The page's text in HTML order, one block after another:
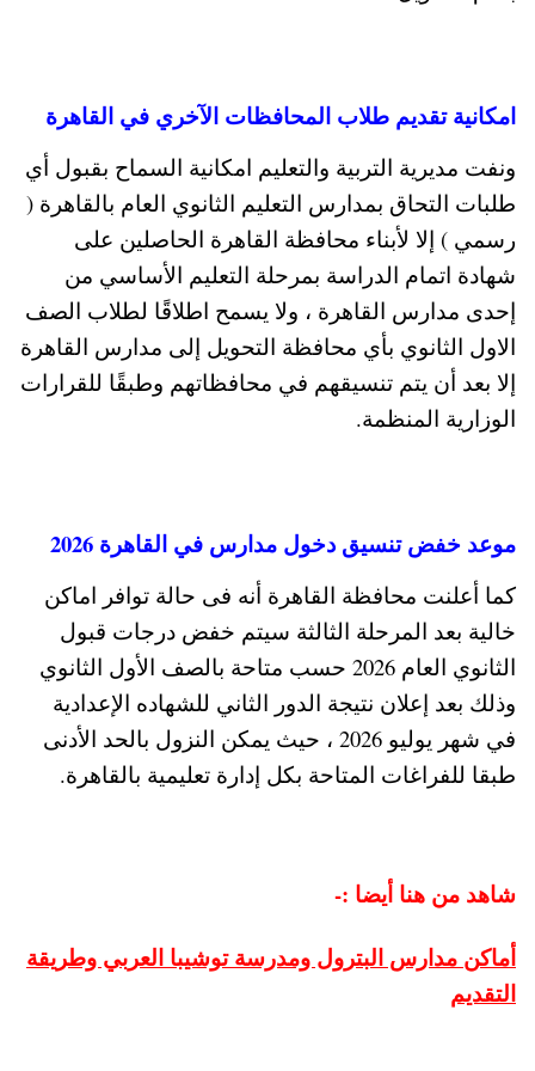
امكانية تقديم طلاب المحافظات الآخري في القاهرة
ونفت مديرية التربية والتعليم امكانية السماح بقبول أي
طلبات التحاق بمدارس التعليم الثانوي العام بالقاهرة (
رسمي ) إلا لأبناء محافظة القاهرة الحاصلين على
شهادة اتمام الدراسة بمرحلة التعليم الأساسي من
إحدى مدارس القاهرة ، ولا يسمح اطلاقًا لطلاب الصف
الاول الثانوي بأي محافظة التحويل إلى مدارس القاهرة
إلا بعد أن يتم تنسيقهم في محافظاتهم وطبقًا للقرارات
الوزارية المنظمة.
موعد خفض تنسيق دخول مدارس في القاهرة 2026
كما أعلنت محافظة القاهرة أنه فى حالة توافر اماكن
خالية بعد المرحلة الثالثة سيتم خفض درجات قبول
الثانوي العام 2026 حسب متاحة بالصف الأول الثانوي
وذلك بعد إعلان نتيجة الدور الثاني للشهاده الإعدادية
في شهر يوليو 2026 ، حيث يمكن النزول بالحد الأدنى
طبقا للفراغات المتاحة بكل إدارة تعليمية بالقاهرة.
شاهد من هنا أيضا :-
أماكن مدارس البترول ومدرسة توشيبا العربي وطريقة
التقديم